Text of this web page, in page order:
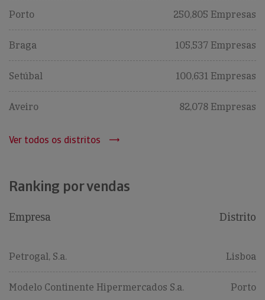
Porto 250,805 Empresas
Braga 105,537 Empresas
Setúbal 100,631 Empresas
Aveiro 82,078 Empresas
Ver todos os distritos
Ranking por vendas
Empresa Distrito
Petrogal, S.a. Lisboa
Modelo Continente Hipermercados S.a. Porto